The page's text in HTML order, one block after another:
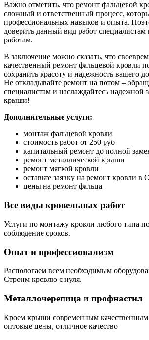
Важно отметить, что ремонт фальцевой
сложный и ответственный процесс,
профессиональных навыков и опыта.
доверить данный вид работ
работам.
В заключение можно сказать, что
качественный ремонт фальцевой кровли
сохранить красоту и надежность вашего
Не откладывайте ремонт на потом –
специалистам и наслаждайтесь надежной
крыши!
Дополнительные услуги:
монтаж фальцевой кровли
стоимость работ от 250 руб
капитальный ремонт до полной
ремонт металлической крыши
ремонт мягкой кровли
оставьте заявку на ремонт кровли в
цены на ремонт фальца
Все виды кровельных работ
Услуги по монтажу кровли любого типа
соблюдение сроков.
Опыт и профессионализм
Распологаем всем необходимым
Строим кровлю с нуля.
Металлочерепица и профнастил
Кроем крыши современным качественным
оптовые цены, отличное качество